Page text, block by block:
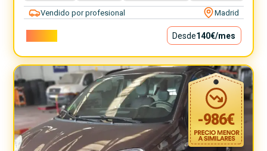
Vendido por profesional Madrid
Desde140€/mes
-986€